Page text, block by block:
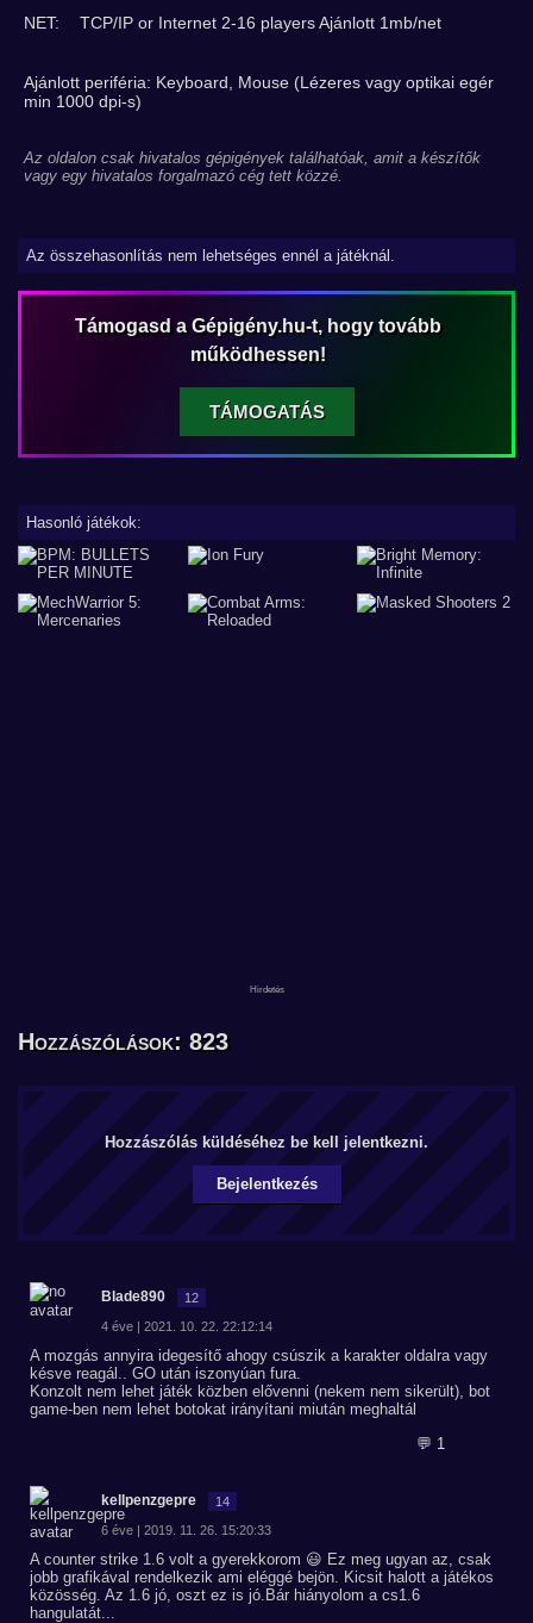
NET:
TCP/IP or Internet 2-16 players Ajánlott 1mb/net
Ajánlott periféria: Keyboard, Mouse (Lézeres vagy optikai egér
min 1000 dpi-s)
Az oldalon csak hivatalos gépigények találhatóak, amit a készítők
vagy egy hivatalos forgalmazó cég tett közzé.
Az összehasonlítás nem lehetséges ennél a játéknál.
Támogasd a Gépigény.hu-t, hogy tovább
működhessen!
TÁMOGATÁS
Hasonló játékok:
Hozzászólások: 823
Hozzászólás küldéséhez be kell jelentkezni.
Bejelentkezés
Blade890 12
4 éve | 2021. 10. 22. 22:12:14
A mozgás annyira idegesítő ahogy csúszik a karakter oldalra vagy
késve reagál.. GO után iszonyúan fura.
Konzolt nem lehet játék közben elővenni (nekem nem sikerült), bot
game-ben nem lehet botokat irányítani miután meghaltál
💬 1
kellpenzgepre 14
6 éve | 2019. 11. 26. 15:20:33
A counter strike 1.6 volt a gyerekkorom 😃 Ez meg ugyan az, csak
jobb grafikával rendelkezik ami eléggé bejön. Kicsit halott a játékos
közösség. Az 1.6 jó, oszt ez is jó.Bár hiányolom a cs1.6
hangulatát...